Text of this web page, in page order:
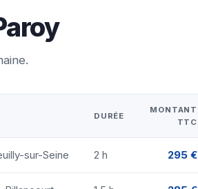
DURÉE
MONTANT
TTC
sur-Seine 2 h 295 €